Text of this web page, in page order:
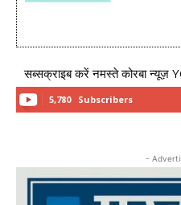
सब्सक्राइब करें नमस्ते कोरबा न्यूज़
5,780 Subscribers
-